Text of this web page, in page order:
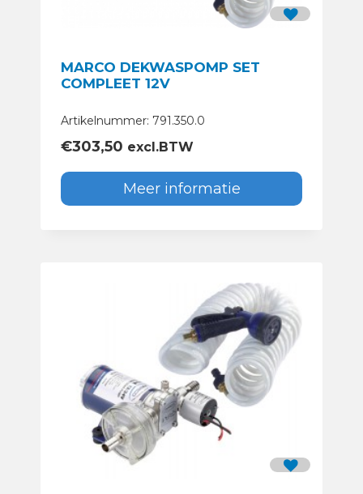
MARCO DEKWASPOMP SET
COMPLEET 12V
Artikelnummer: 791.350.0
€303,50 excl.BTW
Meer informatie